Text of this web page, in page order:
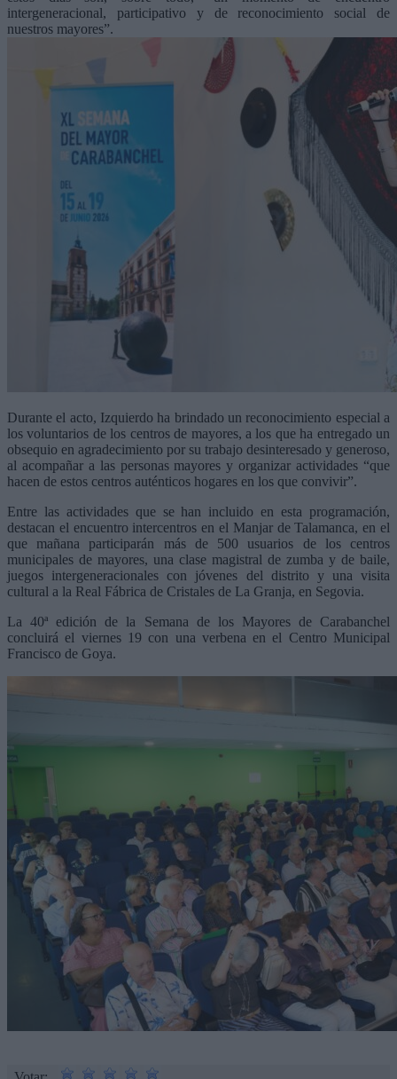
intergeneracional, participativo y de reconocimiento social de
nuestros mayores”.
Durante el acto, Izquierdo ha brindado un reconocimiento especial a
los voluntarios de los centros de mayores, a los que ha entregado un
obsequio en agradecimiento por su trabajo desinteresado y generoso,
al acompañar a las personas mayores y organizar actividades “que
hacen de estos centros auténticos hogares en los que convivir”.
Entre las actividades que se han incluido en esta programación,
destacan el encuentro intercentros en el Manjar de Talamanca, en el
que mañana participarán más de 500 usuarios de los centros
municipales de mayores, una clase magistral de zumba y de baile,
juegos intergeneracionales con jóvenes del distrito y una visita
cultural a la Real Fábrica de Cristales de La Granja, en Segovia.
La 40ª edición de la Semana de los Mayores de Carabanchel
concluirá el viernes 19 con una verbena en el Centro Municipal
Francisco de Goya.